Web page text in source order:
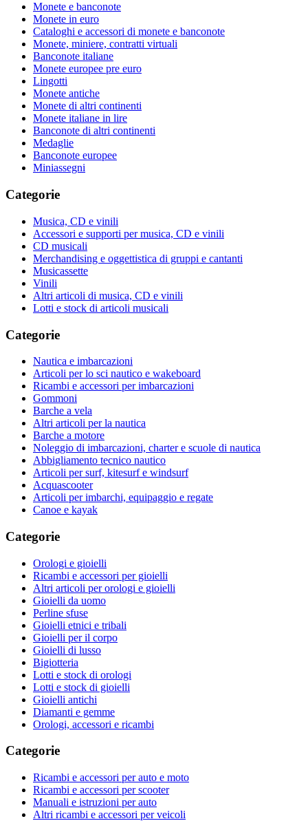
Monete e banconote
Monete in euro
Cataloghi e accessori di monete e banconote
Monete, miniere, contratti virtuali
Banconote italiane
Monete europee pre euro
Lingotti
Monete antiche
Monete di altri continenti
Monete italiane in lire
Banconote di altri continenti
Medaglie
Banconote europee
Miniassegni
Categorie
Musica, CD e vinili
Accessori e supporti per musica, CD e vinili
CD musicali
Merchandising e oggettistica di gruppi e cantanti
Musicassette
Vinili
Altri articoli di musica, CD e vinili
Lotti e stock di articoli musicali
Categorie
Nautica e imbarcazioni
Articoli per lo sci nautico e wakeboard
Ricambi e accessori per imbarcazioni
Gommoni
Barche a vela
Altri articoli per la nautica
Barche a motore
Noleggio di imbarcazioni, charter e scuole di nautica
Abbigliamento tecnico nautico
Articoli per surf, kitesurf e windsurf
Acquascooter
Articoli per imbarchi, equipaggio e regate
Canoe e kayak
Categorie
Orologi e gioielli
Ricambi e accessori per gioielli
Altri articoli per orologi e gioielli
Gioielli da uomo
Perline sfuse
Gioielli etnici e tribali
Gioielli per il corpo
Gioielli di lusso
Bigiotteria
Lotti e stock di orologi
Lotti e stock di gioielli
Gioielli antichi
Diamanti e gemme
Orologi, accessori e ricambi
Categorie
Ricambi e accessori per auto e moto
Ricambi e accessori per scooter
Manuali e istruzioni per auto
Altri ricambi e accessori per veicoli